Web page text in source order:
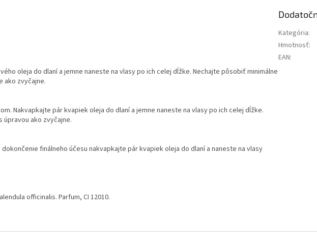
oleja do dlaní a jemne naneste na vlasy po ich celej dĺžke. Nechajte pôsobiť minimálne
ako zvyčajne.
Nakvapkajte pár kvapiek oleja do dlaní a jemne naneste na vlasy po ich celej dĺžke.
úpravou ako zvyčajne.
finálneho účesu nakvapkajte pár kvapiek oleja do dlaní a naneste na vlasy
officinalis. Parfum, CI 12010.
Kategória:
Hmotnosť:
EAN: